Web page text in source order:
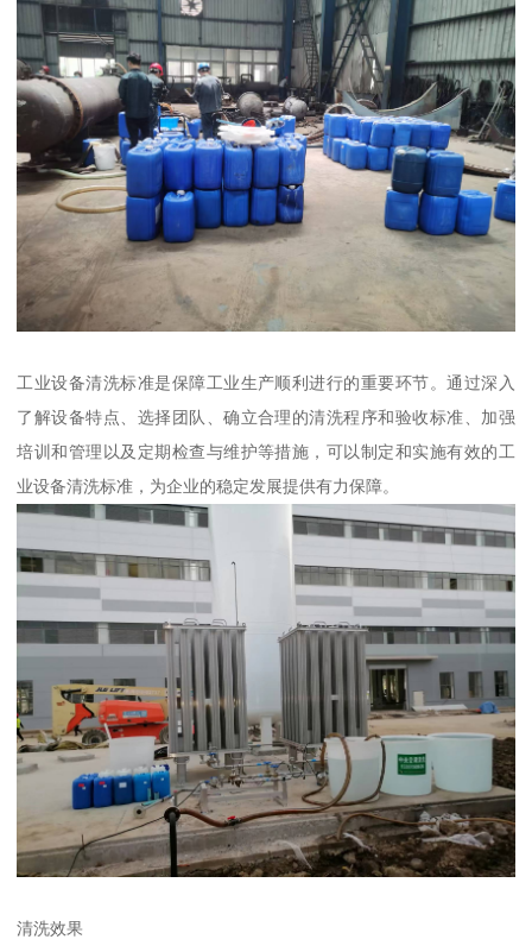
工业设备清洗标准是保障工业生产顺利进行的重要环节。通过深入
了解设备特点、选择团队、确立合理的清洗程序和验收标准、加强
培训和管理以及定期检查与维护等措施，可以制定和实施有效的工
业设备清洗标准，为企业的稳定发展提供有力保障。
清洗效果